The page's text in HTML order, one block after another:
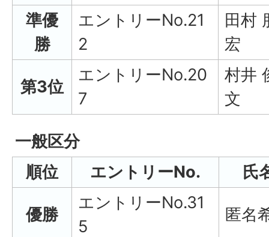
準優
勝
エントリーNo.21
2
田村
宏
第3位
エントリーNo.20
7
村井
文
一般区分
順位
エントリーNo. 氏
優勝
エントリーNo.31
5
匿名